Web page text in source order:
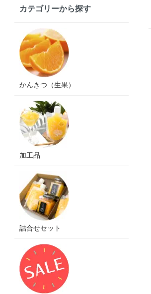
カテゴリーから探す
かんきつ（生果）
加工品
詰合せセット